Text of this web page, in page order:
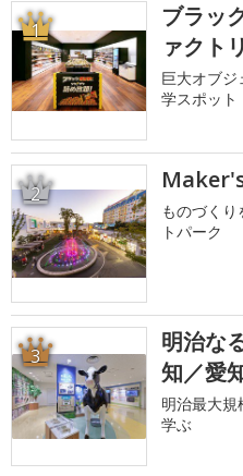
1
ブラッ
ァクト
巨大オブ
学スポット
2
ものづく
トパーク
3
明治な
知／愛
明治最大
学ぶ